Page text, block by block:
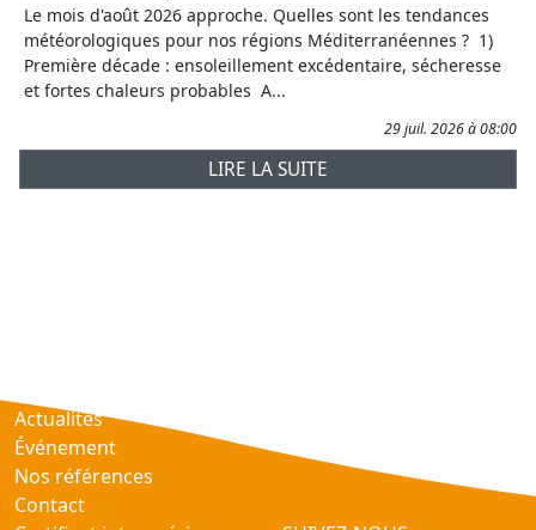
Le mois d'août 2026 approche. Quelles sont les tendances
météorologiques pour nos régions Méditerranéennes ? 1)
Première décade : ensoleillement excédentaire, sécheresse
et fortes chaleurs probables A...
29 juil. 2026 à 08:00
LIRE LA SUITE
Actualités
Événement
Nos références
Contact